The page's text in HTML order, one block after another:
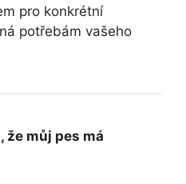
pro konkrétní
potřebám vašeho
že můj pes má